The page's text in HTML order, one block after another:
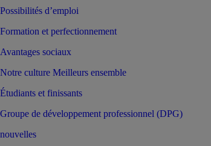
Possibilités d’emploi
Formation et perfectionnement
Avantages sociaux
Notre culture Meilleurs ensemble
Étudiants et finissants
Groupe de développement professionnel (DPG)
nouvelles